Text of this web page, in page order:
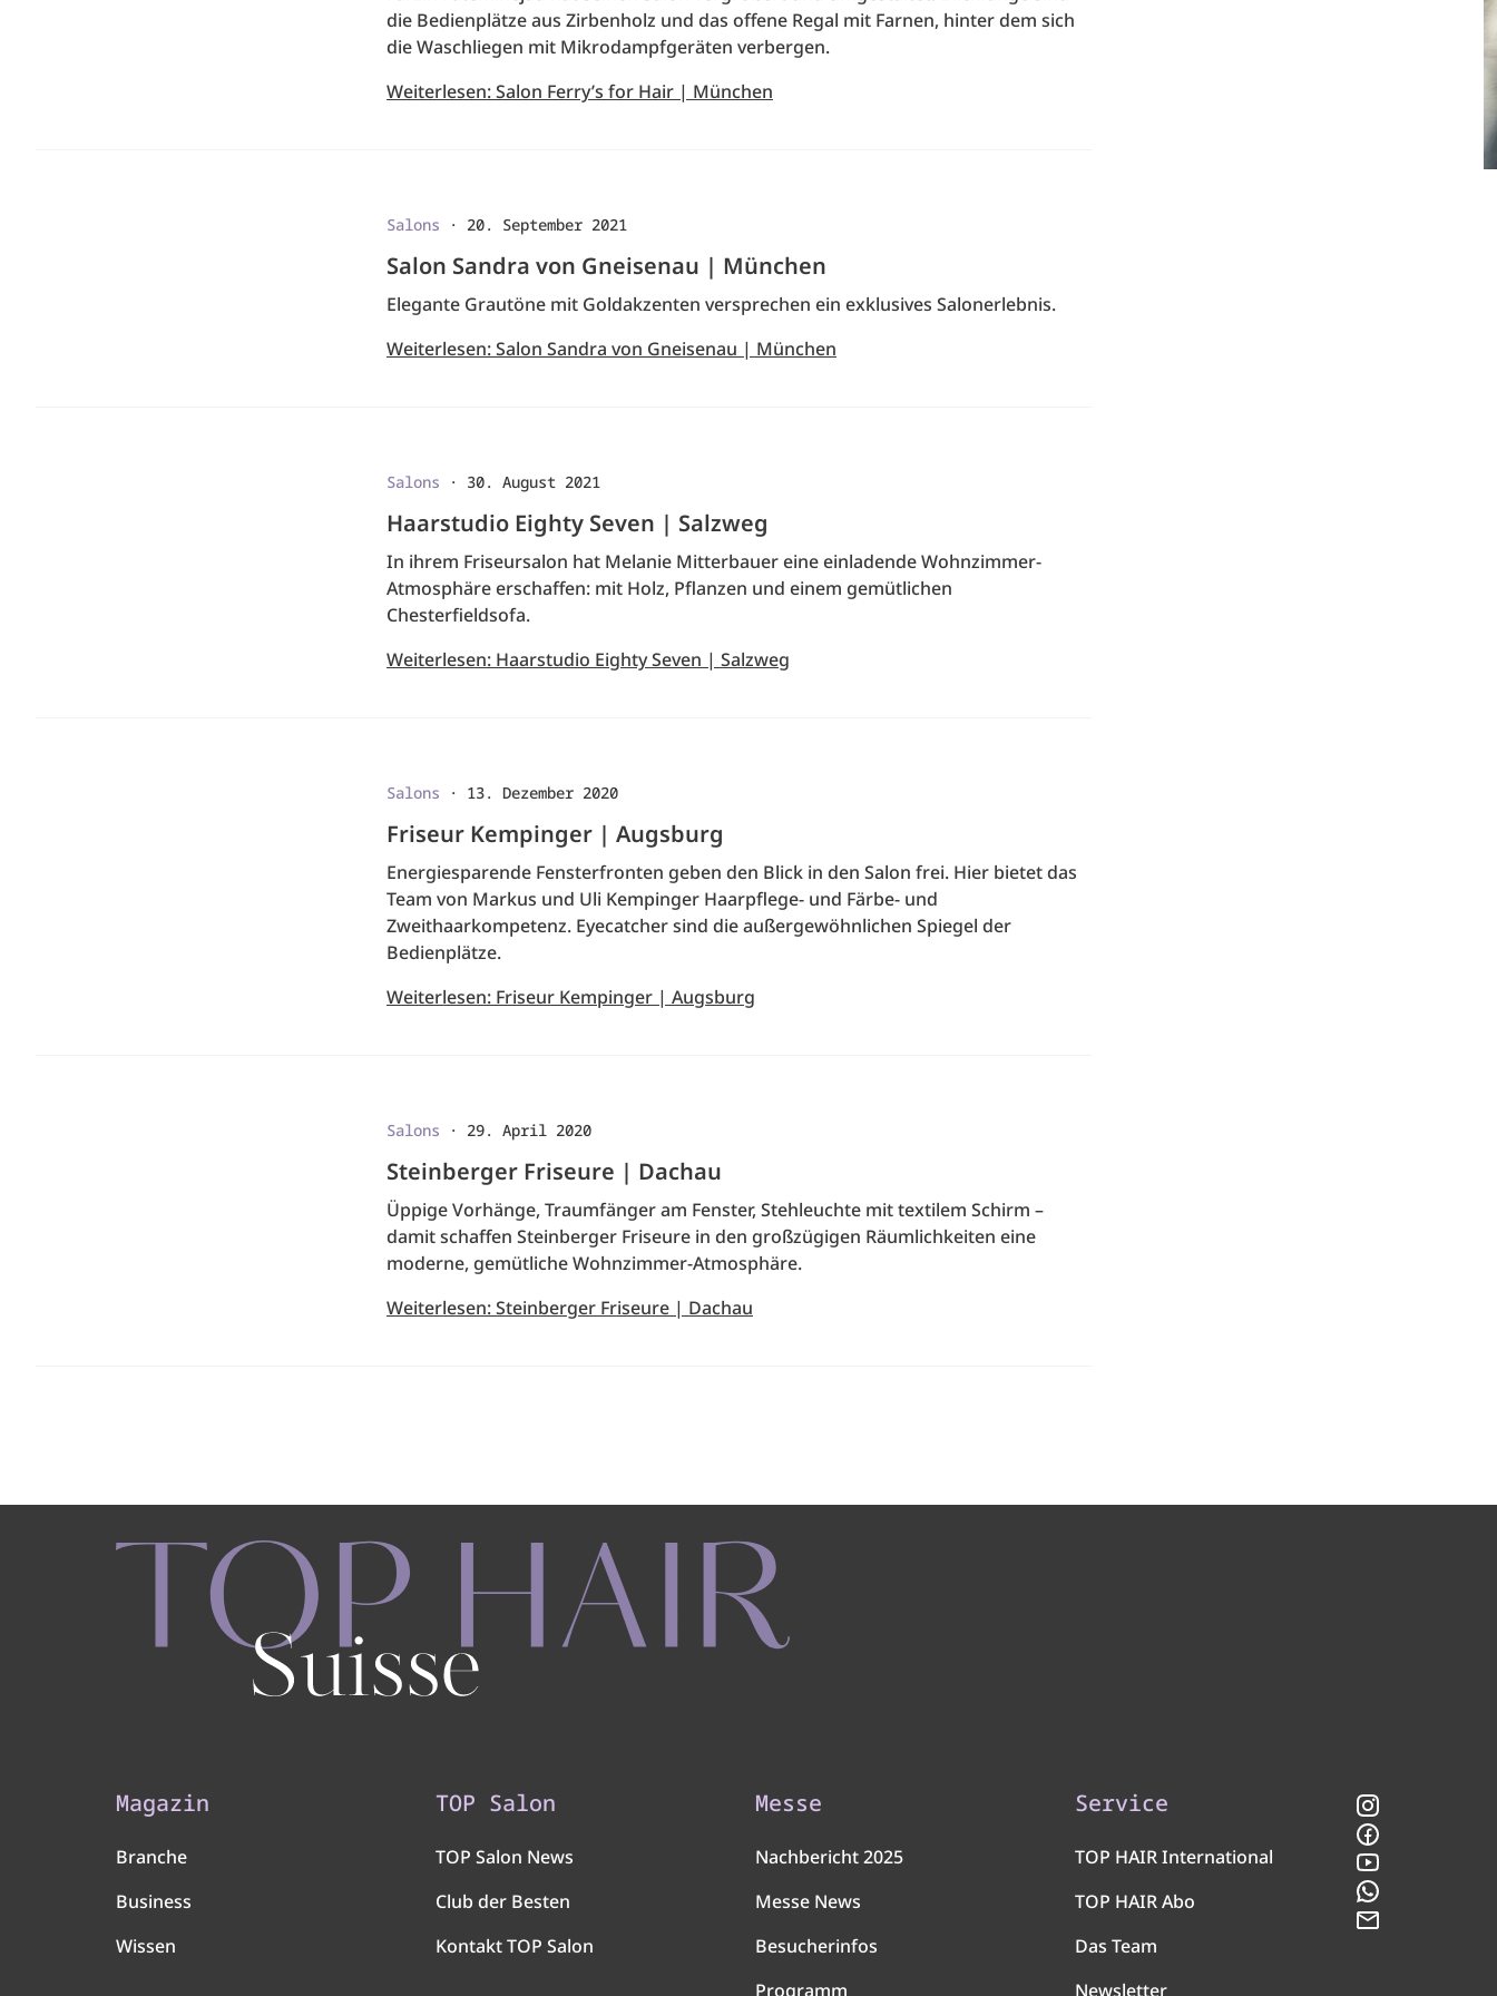
die Bedienplätze aus Zirbenholz und das offene Regal mit Farnen, hinter dem sich
die Waschliegen mit Mikrodampfgeräten verbergen.
Weiterlesen: Salon Ferry’s for Hair | München
Salons · 20. September 2021
Salon Sandra von Gneisenau | München
Elegante Grautöne mit Goldakzenten versprechen ein exklusives Salonerlebnis.
Weiterlesen: Salon Sandra von Gneisenau | München
Salons · 30. August 2021
Haarstudio Eighty Seven | Salzweg
In ihrem Friseursalon hat Melanie Mitterbauer eine einladende Wohnzimmer-
Atmosphäre erschaffen: mit Holz, Pflanzen und einem gemütlichen
Chesterfieldsofa.
Weiterlesen: Haarstudio Eighty Seven | Salzweg
Salons · 13. Dezember 2020
Friseur Kempinger | Augsburg
Energiesparende Fensterfronten geben den Blick in den Salon frei. Hier bietet das
Team von Markus und Uli Kempinger Haarpflege- und Färbe- und
Zweithaarkompetenz. Eyecatcher sind die außergewöhnlichen Spiegel der
Bedienplätze.
Weiterlesen: Friseur Kempinger | Augsburg
Salons · 29. April 2020
Steinberger Friseure | Dachau
Üppige Vorhänge, Traumfänger am Fenster, Stehleuchte mit textilem Schirm –
damit schaffen Steinberger Friseure in den großzügigen Räumlichkeiten eine
moderne, gemütliche Wohnzimmer-Atmosphäre.
Weiterlesen: Steinberger Friseure | Dachau
Magazin
Branche
Business
Wissen
TOP Salon
TOP Salon News
Club der Besten
Kontakt TOP Salon
Messe
Nachbericht 2025
Messe News
Besucherinfos
Programm
Service
TOP HAIR International
TOP HAIR Abo
Das Team
Newsletter